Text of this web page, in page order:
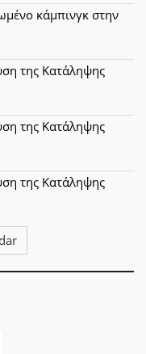
κάμπινγκ στην
της Κατάληψης
της Κατάληψης
της Κατάληψης